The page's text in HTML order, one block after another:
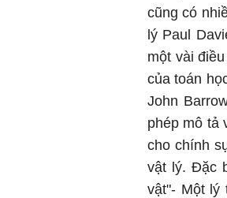
cũng có
lý Paul
một vài
của toán
John
phép mô tả
cho chính
vật lý. Đặc
vật"- Một lý